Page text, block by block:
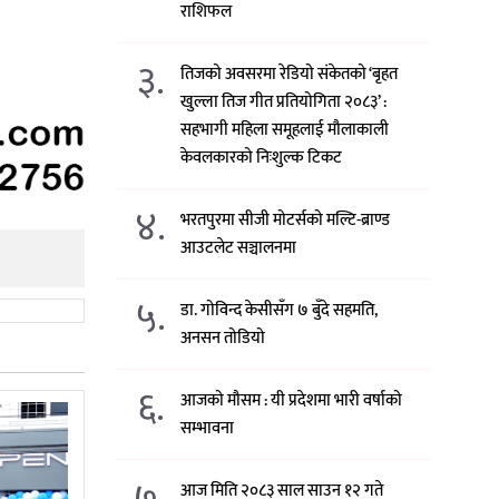
राशिफल
३.
तिजको अवसरमा रेडियो संकेतको ‘बृहत
खुल्ला तिज गीत प्रतियोगिता २०८३’ :
सहभागी महिला समूहलाई मौलाकाली
केवलकारको निःशुल्क टिकट
४.
भरतपुरमा सीजी मोटर्सको मल्टि-ब्राण्ड
आउटलेट सञ्चालनमा
५.
डा. गोविन्द केसीसँग ७ बुँदे सहमति,
अनसन तोडियो
६.
आजको मौसम : यी प्रदेशमा भारी वर्षाको
सम्भावना
आज मिति २०८३ साल साउन १२ गते